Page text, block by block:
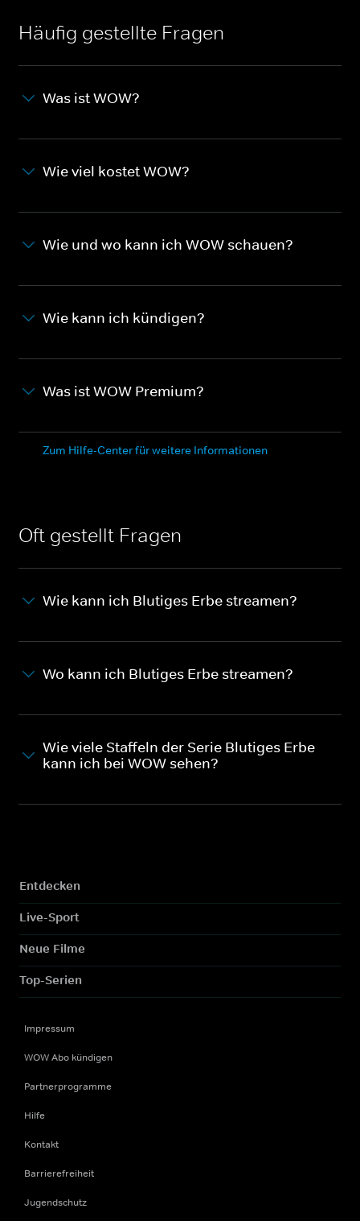
Häufig gestellte Fragen
Was ist WOW?
Wie viel kostet WOW?
Wie und wo kann ich WOW schauen?
Wie kann ich kündigen?
Was ist WOW Premium?
Zum Hilfe-Center für weitere Informationen
Oft gestellt Fragen
Wie kann ich Blutiges Erbe streamen?
Wo kann ich Blutiges Erbe streamen?
Wie viele Staffeln der Serie Blutiges Erbe
kann ich bei WOW sehen?
Entdecken
Live-Sport
Neue Filme
Top-Serien
Impressum
WOW Abo kündigen
Partnerprogramme
Hilfe
Kontakt
Barrierefreiheit
Jugendschutz